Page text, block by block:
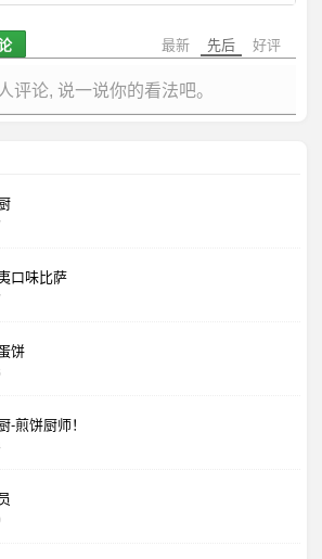
最新 先后 好评
评论, 说一说你的看法吧。
口味比萨
饼
-煎饼厨师！